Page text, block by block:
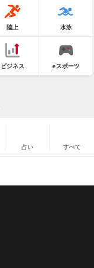
陸上 水泳
ビジネス eスポーツ
占い すべて